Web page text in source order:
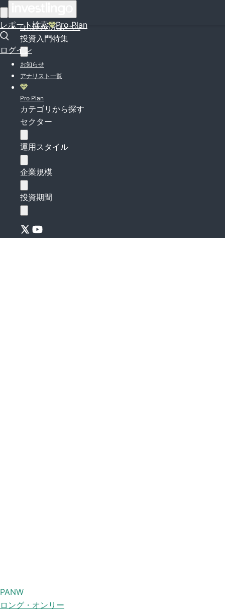
レポート検索 Pro Plan
ログイン
はじめての方はこちら
投資入門特集
お知らせ
アナリスト一覧
Pro Plan
カテゴリから探す
セクター
運用スタイル
企業規模
投資期間
PANW
ロング・オンリー